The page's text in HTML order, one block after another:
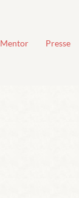
Mentor Presse